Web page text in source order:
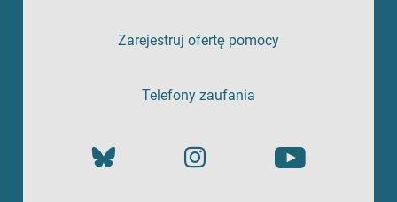
Zarejestruj ofertę pomocy
Telefony zaufania